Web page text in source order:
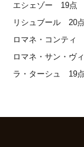
エシェゾー 19点
リシュブール 20点
ロマネ・コンティ
ロマネ・サン・ヴ
ラ・ターシュ 19点